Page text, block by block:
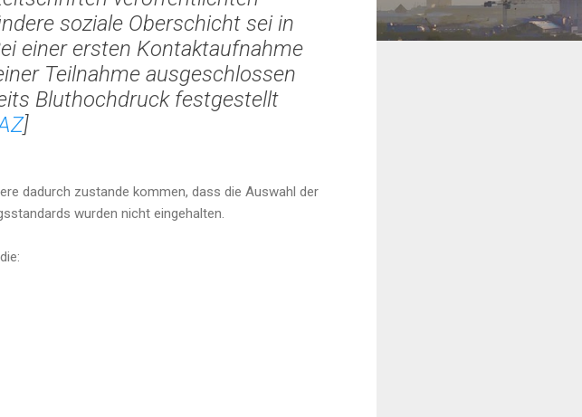
soziale Oberschicht sei in
einer ersten Kontaktaufnahme
Teilnahme ausgeschlossen
Bluthochdruck festgestellt
]
dadurch zustande kommen, dass die Auswahl der
wurden nicht eingehalten.